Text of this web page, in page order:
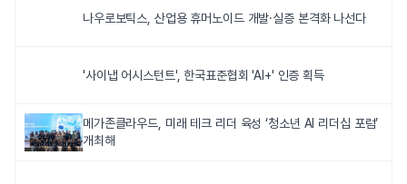
나우로보틱스, 산업용 휴머노이드 개발·실증 본격화 나선다
'사이냅 어시스턴트', 한국표준협회 'AI+' 인증 획득
메가존클라우드, 미래 테크 리더 육성 ‘청소년 AI 리더십 포럼’
개최해